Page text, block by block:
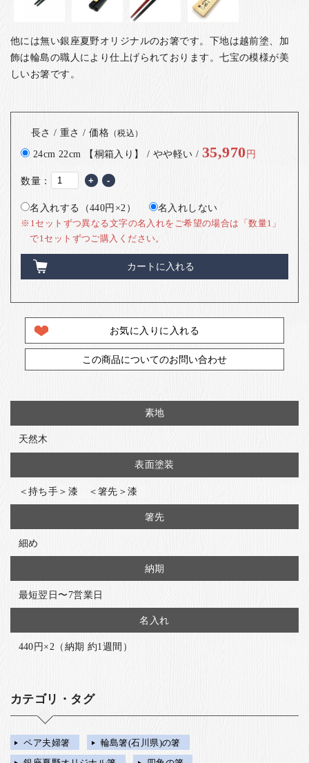
他には無い銀座夏野オリジナルのお箸です。下地は越前塗、加
飾は輪島の職人により仕上げられております。七宝の模様が美
しいお箸です。
長さ / 重さ / 価格 （税込）
24cm 22cm 【桐箱入り】 / やや軽い /35,970円
数量： + -
名入れする（440円×2） 名入れしない
※1セットずつ異なる文字の名入れをご希望の場合は「数量1」
で1セットずつご購入ください。
カートに入れる
お気に入りに入れる
この商品についてのお問い合わせ
素地
天然木
表面塗装
＜持ち手＞漆 ＜箸先＞漆
箸先
細め
納期
最短翌日〜7営業日
名入れ
440円×2（納期 約1週間）
カテゴリ・タグ
ペア夫婦箸
輪島箸(石川県)の箸